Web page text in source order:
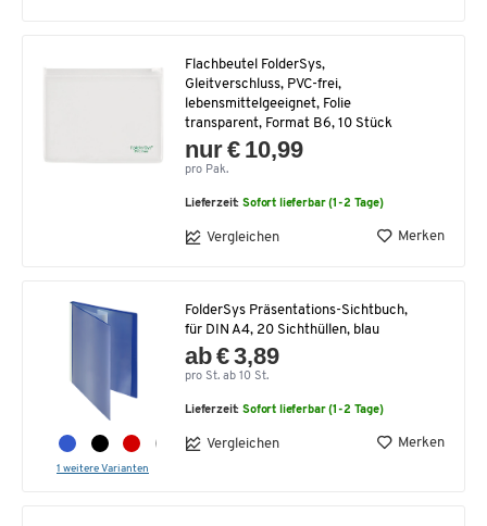
Flachbeutel FolderSys,
Gleitverschluss, PVC-frei,
lebensmittelgeeignet, Folie
transparent, Format B6, 10 Stück
nur € 10,99
pro Pak.
Lieferzeit:Sofort lieferbar (1-2 Tage)
Vergleichen Merken
1 weitere Varianten
FolderSys Präsentations-Sichtbuch,
für DIN A4, 20 Sichthüllen, blau
ab € 3,89
pro St. ab 10 St.
Lieferzeit:Sofort lieferbar (1-2 Tage)
Vergleichen Merken